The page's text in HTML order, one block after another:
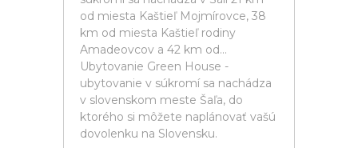
od miesta Kaštieľ Mojmírovce, 38
km od miesta Kaštieľ rodiny
Amadeovcov a 42 km od...
Ubytovanie Green House -
ubytovanie v súkromí sa nachádza
v slovenskom meste Šaľa, do
ktorého si môžete naplánovať vašú
dovolenku na Slovensku.